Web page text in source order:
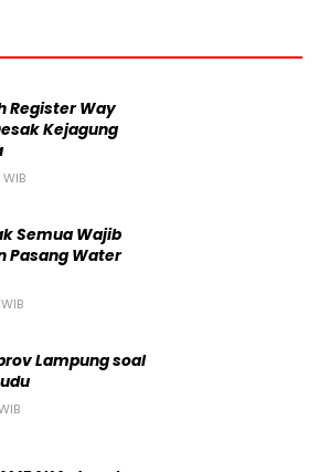
Register Way
Kejagung
Semua Wajib
Pasang Water
Lampung soal